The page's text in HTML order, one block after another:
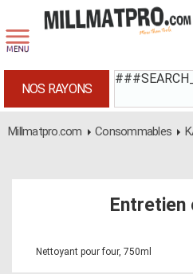
NOS RAYONS
Millmatpro.com Consommables
Entretien
Nettoyant pour four, 750ml